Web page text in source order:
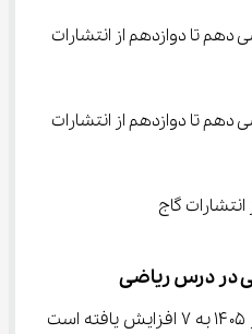
دهم تا دوازدهم از انتشارات
دهم تا دوازدهم از انتشارات
گاج
در درس ریاضی
ضریب درس ریاضی در کنکور ۱۴۰۵ به ۷ افزایش یافته است